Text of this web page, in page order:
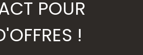
POUR
!